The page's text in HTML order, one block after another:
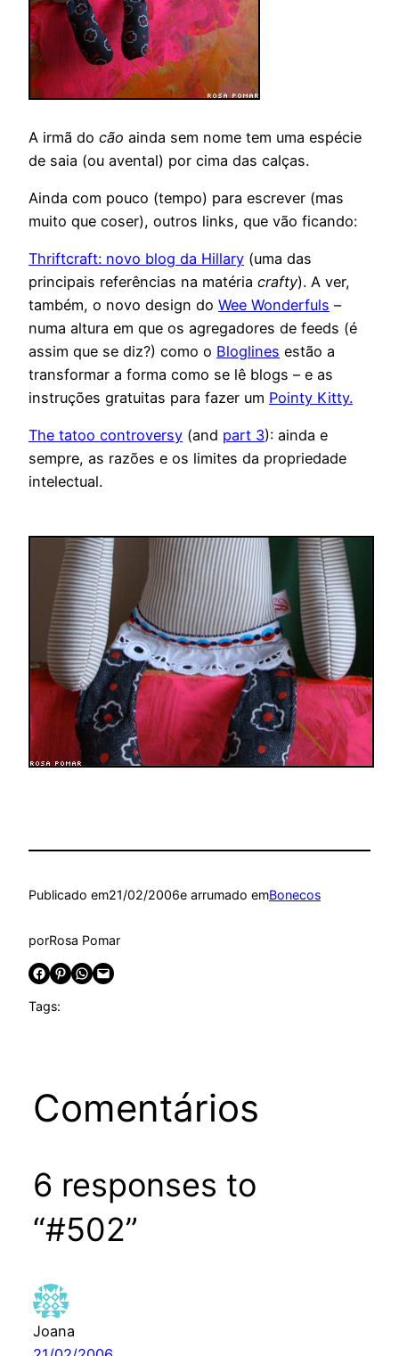
A irmã do cão ainda sem nome tem uma espécie
de saia (ou avental) por cima das calças.
Ainda com pouco (tempo) para escrever (mas
muito que coser), outros links, que vão ficando:
Thriftcraft: novo blog da Hillary (uma das
principais referências na matéria crafty). A ver,
também, o novo design do Wee Wonderfuls –
numa altura em que os agregadores de feeds (é
assim que se diz?) como o Bloglines estão a
transformar a forma como se lê blogs – e as
instruções gratuitas para fazer um Pointy Kitty.
The tatoo controversy (and part 3): ainda e
sempre, as razões e os limites da propriedade
intelectual.
Publicado em21/02/2006e arrumado emBonecos
porRosa Pomar
Share on Facebook Share on Pinterest Share on WhatsApp Email this Page
Tags:
Comentários
6 responses to
“#502”
Joana